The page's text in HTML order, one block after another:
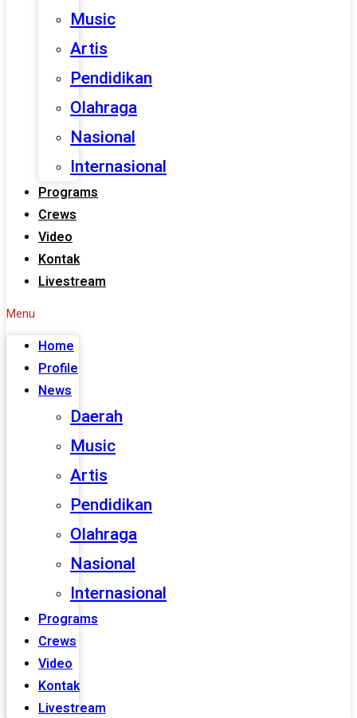
Music
Artis
Pendidikan
Olahraga
Nasional
Internasional
Programs
Crews
Video
Kontak
Livestream
Menu
Home
Profile
News
Daerah
Music
Artis
Pendidikan
Olahraga
Nasional
Internasional
Programs
Crews
Video
Kontak
Livestream